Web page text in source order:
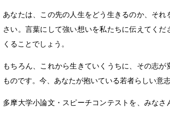
あなたは、この先の人生をどう生きるのか、そ
さい。言葉にして強い想いを私たちに伝えてく
くることでしょう。
もちろん、これから生きていくうちに、その志
ものです。今、あなたが抱いている若者らしい意
多摩大学小論文・スピーチコンテストを、みな